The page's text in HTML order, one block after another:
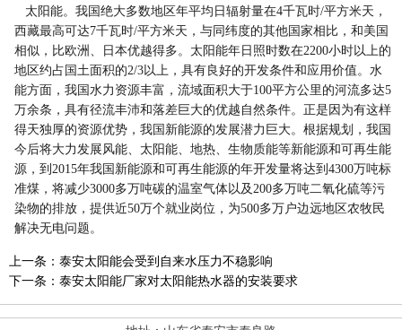
太阳能。我国绝大多数地区年平均日辐射量在4千瓦时/平方米天，
西藏最高可达7千瓦时/平方米天，与同纬度的其他国家相比，和美国
相似，比欧洲、日本优越得多。太阳能年日照时数在2200小时以上的
地区约占国土面积的2/3以上，具有良好的开发条件和应用价值。水
能方面，我国水力资源丰富，流域面积大于100平方公里的河流多达5
万余条，具有径流丰沛和落差巨大的优越自然条件。正是因为有这样
得天独厚的资源优势，我国新能源的发展潜力巨大。根据规划，我国
今后将大力发展风能、太阳能、地热、生物质能等新能源和可再生能
源，到2015年我国新能源和可再生能源的年开发量将达到4300万吨标
准煤，将减少3000多万吨碳的温室气体以及200多万吨二氧化硫等污
染物的排放，提供近50万个就业岗位，为500多万户边远地区农牧民
解决无电问题。
上一条： 泰安太阳能会受到自来水压力不稳影响
下一条： 泰安太阳能厂家对太阳能热水器的安装要求